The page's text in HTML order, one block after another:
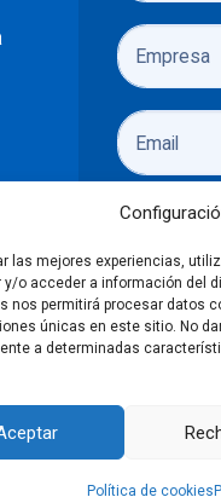
las mejores experiencias,
y/o acceder a información del
nos permitirá procesar datos
únicas en este sitio. No
a determinadas
Política de cookies
He
de accesibilidad